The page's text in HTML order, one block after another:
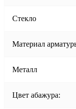
Стекло
Материал
Металл
Цвет абажура: